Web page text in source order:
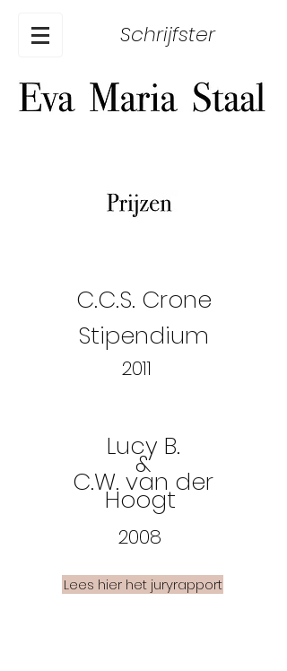
Schrijfster
C.C.S. Crone
Stipendium
2011
Lucy B.
&
C.W. van der
Hoogt
2008
Lees hier het juryrapport